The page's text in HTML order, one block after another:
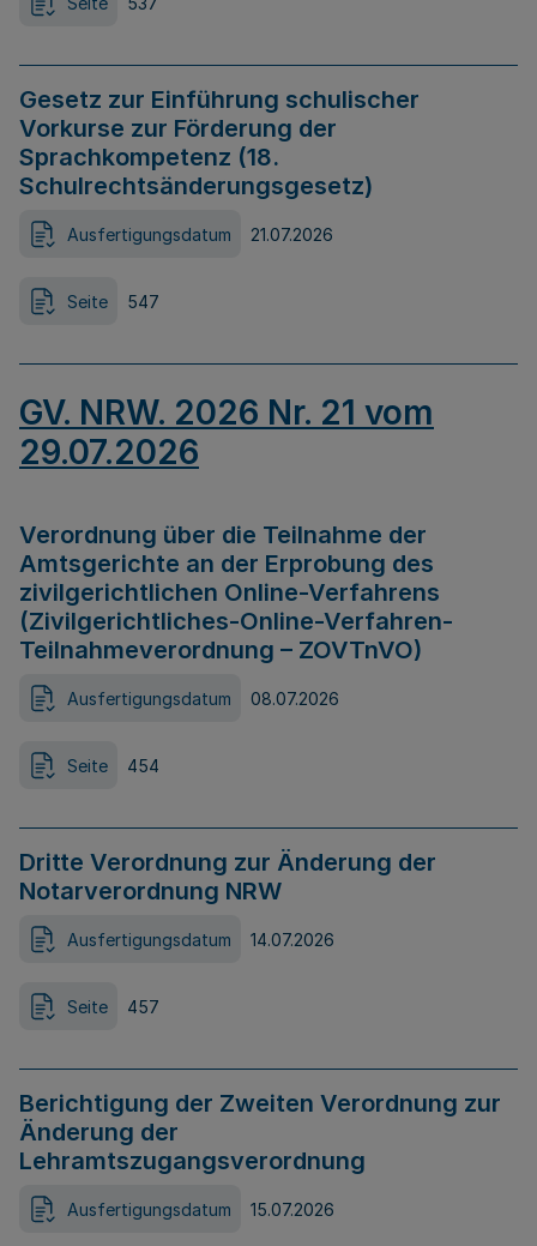
Gesetz zur Einführung schulischer
Vorkurse zur Förderung der
Sprachkompetenz (18.
Schulrechtsänderungsgesetz)
Ausfertigungsdatum 21.07.2026
Seite 547
GV. NRW. 2026 Nr. 21 vom
29.07.2026
Verordnung über die Teilnahme der
Amtsgerichte an der Erprobung des
zivilgerichtlichen Online-Verfahrens
(Zivilgerichtliches-Online-Verfahren-
Teilnahmeverordnung – ZOVTnVO)
Ausfertigungsdatum 08.07.2026
Seite 454
Dritte Verordnung zur Änderung der
Notarverordnung NRW
Ausfertigungsdatum 14.07.2026
Seite 457
Berichtigung der Zweiten Verordnung zur
Änderung der
Lehramtszugangsverordnung
Ausfertigungsdatum 15.07.2026